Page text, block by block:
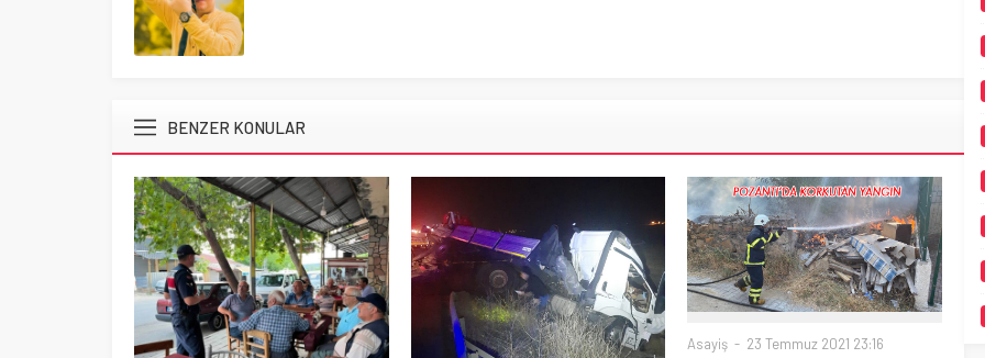
BENZER KONULAR
Asayiş 23 Temmuz 2021 23:16